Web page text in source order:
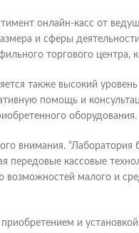
онлайн-касс от
и сферы
торгового
также высокий
помощь и
оборудования.
внимания. “Лаборатория
передовые кассовые
малого и
и установкой